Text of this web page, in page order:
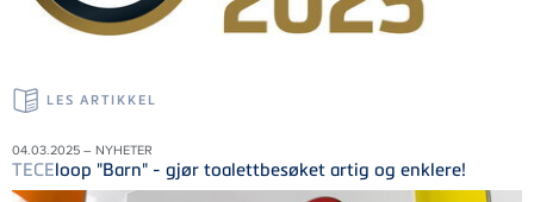
LES ARTIKKEL
04.03.2025 – NYHETER
TECEloop "Barn" - gjør toalettbesøket artig og enklere!